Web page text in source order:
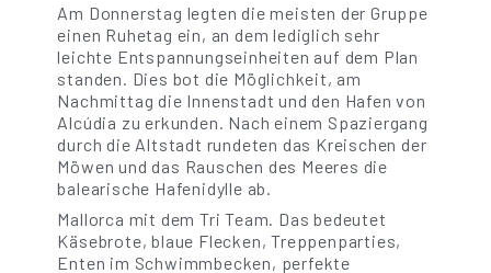
Am Donnerstag legten die meisten der Gruppe
einen Ruhetag ein, an dem lediglich sehr
leichte Entspannungseinheiten auf dem Plan
standen. Dies bot die Möglichkeit, am
Nachmittag die Innenstadt und den Hafen von
Alcúdia zu erkunden. Nach einem Spaziergang
durch die Altstadt rundeten das Kreischen der
Möwen und das Rauschen des Meeres die
balearische Hafenidylle ab.
Mallorca mit dem Tri Team. Das bedeutet
Käsebrote, blaue Flecken, Treppenparties,
Enten im Schwimmbecken, perfekte